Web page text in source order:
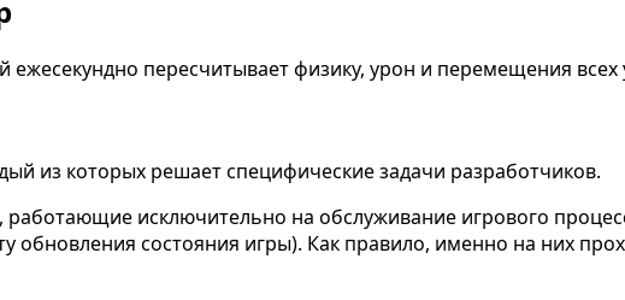
пересчитывает физику, урон и перемещения всех
из которых решает специфические задачи разработчиков.
исключительно на обслуживание игрового
обновления состояния игры). Как правило, именно на них